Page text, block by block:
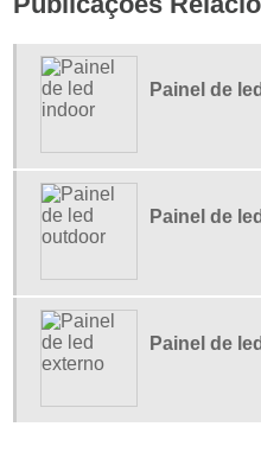
Painel de
Painel de
Painel de